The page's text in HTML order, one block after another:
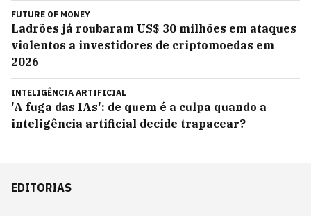
FUTURE OF MONEY
Ladrões já roubaram US$ 30 milhões em ataques
violentos a investidores de criptomoedas em
2026
INTELIGÊNCIA ARTIFICIAL
'A fuga das IAs': de quem é a culpa quando a
inteligência artificial decide trapacear?
EDITORIAS